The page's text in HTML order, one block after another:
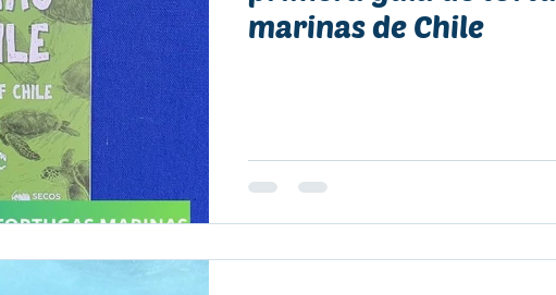
marinas de Chile